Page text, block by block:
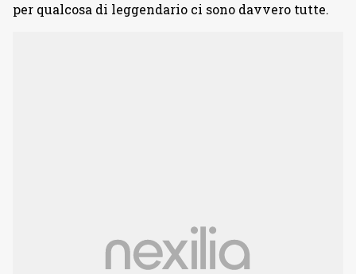
per qualcosa di leggendario ci sono davvero tutte.